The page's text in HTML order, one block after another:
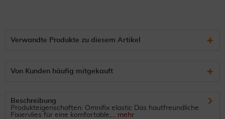
Verwandte Produkte zu diesem Artikel
Von Kunden häufig mitgekauft
Beschreibung
Produkteigenschaften: Omnifix elastic Das hautfreundliche
Fixiervlies für eine komfortable,... mehr